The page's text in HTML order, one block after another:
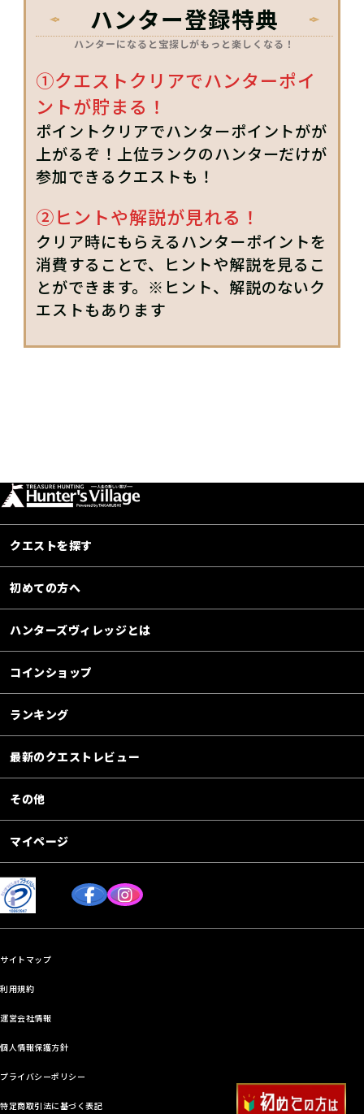
ハンター登録特典
ハンターになると宝探しがもっと楽しくなる！
①クエストクリアでハンターポイ
ントが貯まる！
ポイントクリアでハンターポイントがが
上がるぞ！上位ランクのハンターだけが
参加できるクエストも！
②ヒントや解説が見れる！
クリア時にもらえるハンターポイントを
消費することで、ヒントや解説を見るこ
とができます。※ヒント、解説のないク
エストもあります
クエストを探す
初めての方へ
ハンターズヴィレッジとは
コインショップ
ランキング
最新のクエストレビュー
その他
マイページ
サイトマップ
利用規約
運営会社情報
個人情報保護方針
プライバシーポリシー
特定商取引法に基づく表記